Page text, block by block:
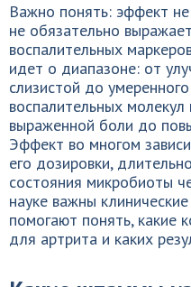
Важно понять: эффект
не обязательно
воспалительных
идет о диапазоне: от
слизистой до
воспалительных
выраженной боли до
Эффект во многом
его дозировки,
состояния микробиоты
науке важны
помогают понять, какие
для артрита и каких